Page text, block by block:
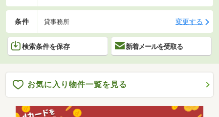
条件 貸事務所 変更する
検索条件を保存 新着メールを受取る
お気に入り物件一覧を見る